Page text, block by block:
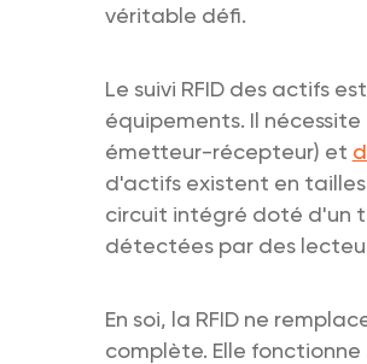
véritable défi.
Le suivi RFID des actifs
équipements. Il
émetteur-récepteur) et
d'actifs existent en
circuit intégré doté d'un
détectées par des
En soi, la RFID ne
complète. Elle